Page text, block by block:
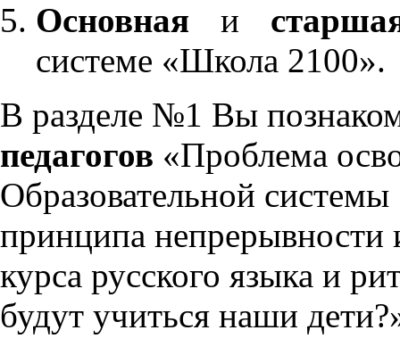
Основнаяи
системе «Школа 2100».
В разделе №1 Вы
педагогов «Проблема
Образовательной
принципа непрерывности
курса русского языка и
будут учиться наши